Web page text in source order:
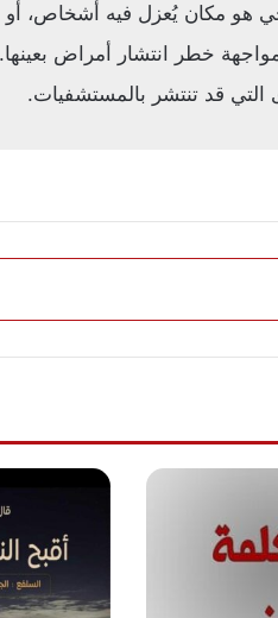
هو مكان يُعزل فيه أشخاص،
مواجهة خطر انتشار أمراض
التي قد تنتشر بالمستشفيات.